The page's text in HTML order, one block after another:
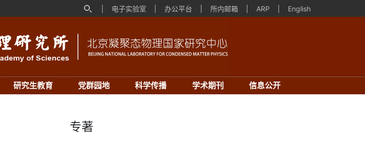
电子实验室 办公平台 所内邮箱 ARP English
研究生教育 党群园地 科学传播 学术期刊 信息公开
专著